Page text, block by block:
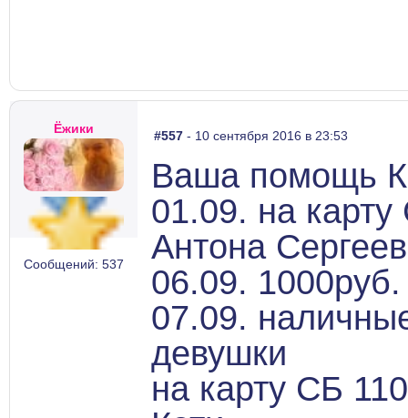
Ёжики
Сообщений: 537
#557 - 10 сентября 2016 в 23:53
Ваша помощь
01.09. на
Антона
06.09.
07.09.
девушки
на карту СБ